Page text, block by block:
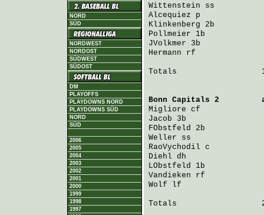
NORD
SÜD
NORDWEST
NORDOST
SÜDWEST
SÜDOST
DM
PLAYOFFS
PLAYDOWNS NORD
PLAYDOWNS SÜD
NORD
SÜD
2006
2005
2004
2003
2002
2001
2000
1999
1998
1997
Wittenstein ss
Alcequiez p              1
Klinkenberg 2b
Pollmeier 1b
JVolkmer 3b
Hermann rf               2
Totals
Bonn Capitals 2
Migliore cf              2
Jacob 3b                 1
FObstfeld 2b
Weller ss                2
RaoVychodil c
Diehl dh                 2
LObstfeld 1b
Vandieken rf             2
Wolf lf                  3
Totals